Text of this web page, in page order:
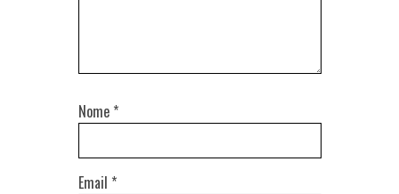
Nome *
Email *